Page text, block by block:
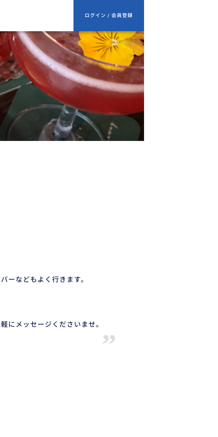
ログイン / 会員登録
ーなどもよく行きます。
にメッセージくださいませ。
”